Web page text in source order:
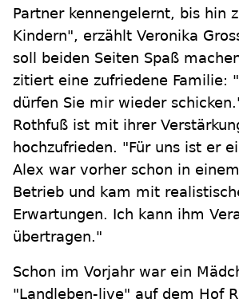
Partner kennengelernt, bis hin
Kindern", erzählt Veronika
soll beiden Seiten Spaß
zitiert eine zufriedene Familie:
dürfen Sie mir wieder
Rothfuß ist mit ihrer
hochzufrieden. "Für uns ist er
Alex war vorher schon in
Betrieb und kam mit
Erwartungen. Ich kann ihm
übertragen."
Schon im Vorjahr war ein
"Landleben-live" auf dem Hof